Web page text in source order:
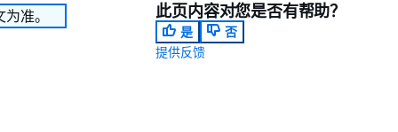
准。 此页内容对您是否有帮助？
是
否
提供反馈